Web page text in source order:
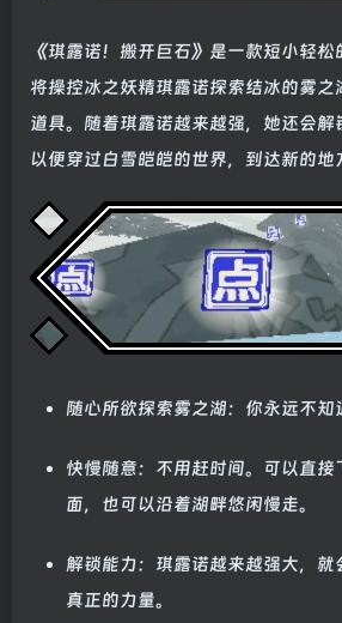
《琪露诺！搬开巨石》是一款短小轻
将操控冰之妖精琪露诺探索结冰的雾之
道具。随着琪露诺越来越强，她还会解
以便穿过白雪皑皑的世界，到达新的地
随心所欲探索雾之湖：你永远不知
快慢随意：不用赶时间。可以直接
面，也可以沿着湖畔悠闲慢走。
解锁能力：琪露诺越来越强大，就
真正的力量。